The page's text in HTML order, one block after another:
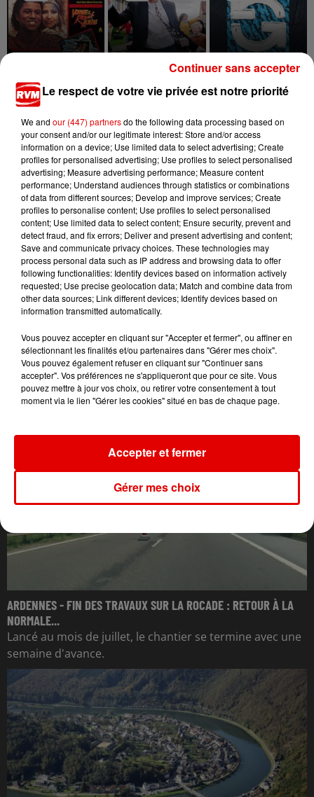
JERMAINE JACKSON, PIA
ZADORA
When The Rain
Begin To Fall
PIERRE DE MAERE
Je Pense A Vous
MARTIN GARRIX & ED
SHEERAN
L'ACTU DES ARDENNES
ARDENNES - FIN DES TRAVAUX SUR LA ROCADE : RETOUR À LA
NORMALE...
Lancé au mois de juillet, le chantier se termine avec une
semaine d'avance.
Le respect de votre vie privée est notre priorité
We and our (447) partnersdo the following data processing based on
your consent and/or our legitimate interest: Store and/or access
information on a device; Use limited data to select advertising; Create
profiles for personalised advertising; Use profiles to select personalised
advertising; Measure advertising performance; Measure content
performance; Understand audiences through statistics or combinations
of data from different sources; Develop and improve services; Create
profiles to personalise content; Use profiles to select personalised
content; Use limited data to select content; Ensure security, prevent and
detect fraud, and fix errors; Deliver and present advertising and content;
Save and communicate privacy choices. These technologies may
process personal data such as IP address and browsing data to offer
following functionalities: Identify devices based on information actively
requested; Use precise geolocation data; Match and combine data from
other data sources; Link different devices; Identify devices based on
information transmitted automatically.
Vous pouvez accepter en cliquant sur "Accepter et fermer", ou affiner en
sélectionnant les finalités et/ou partenaires dans "Gérer mes choix".
Vous pouvez également refuser en cliquant sur "Continuer sans
accepter". Vos préférences ne s'appliqueront que pour ce site. Vous
pouvez mettre à jour vos choix, ou retirer votre consentement à tout
moment via le lien "Gérer les cookies" situé en bas de chaque page.
Gérer mes choix
Accepter et fermer
Continuer sans accepter